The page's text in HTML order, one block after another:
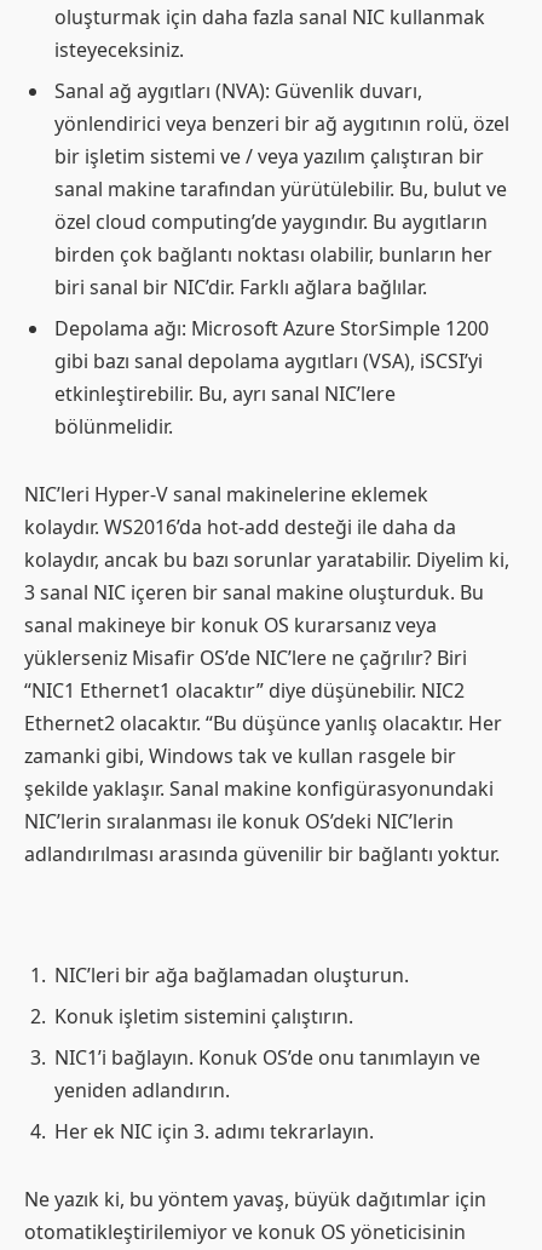
oluşturmak için daha fazla sanal NIC kullanmak
isteyeceksiniz.
Sanal ağ aygıtları (NVA): Güvenlik duvarı,
yönlendirici veya benzeri bir ağ aygıtının rolü, özel
bir işletim sistemi ve / veya yazılım çalıştıran bir
sanal makine tarafından yürütülebilir. Bu, bulut ve
özel cloud computing’de yaygındır. Bu aygıtların
birden çok bağlantı noktası olabilir, bunların her
biri sanal bir NIC’dir. Farklı ağlara bağlılar.
Depolama ağı: Microsoft Azure StorSimple 1200
gibi bazı sanal depolama aygıtları (VSA), iSCSI’yi
etkinleştirebilir. Bu, ayrı sanal NIC’lere
bölünmelidir.
NIC’leri Hyper-V sanal makinelerine eklemek
kolaydır. WS2016’da hot-add desteği ile daha da
kolaydır, ancak bu bazı sorunlar yaratabilir. Diyelim ki,
3 sanal NIC içeren bir sanal makine oluşturduk. Bu
sanal makineye bir konuk OS kurarsanız veya
yüklerseniz Misafir OS’de NIC’lere ne çağrılır? Biri
“NIC1 Ethernet1 olacaktır” diye düşünebilir. NIC2
Ethernet2 olacaktır. “Bu düşünce yanlış olacaktır. Her
zamanki gibi, Windows tak ve kullan rasgele bir
şekilde yaklaşır. Sanal makine konfigürasyonundaki
NIC’lerin sıralanması ile konuk OS’deki NIC’lerin
adlandırılması arasında güvenilir bir bağlantı yoktur.
NIC’leri bir ağa bağlamadan oluşturun.
Konuk işletim sistemini çalıştırın.
NIC1’i bağlayın. Konuk OS’de onu tanımlayın ve
yeniden adlandırın.
Her ek NIC için 3. adımı tekrarlayın.
Ne yazık ki, bu yöntem yavaş, büyük dağıtımlar için
otomatikleştirilemiyor ve konuk OS yöneticisinin